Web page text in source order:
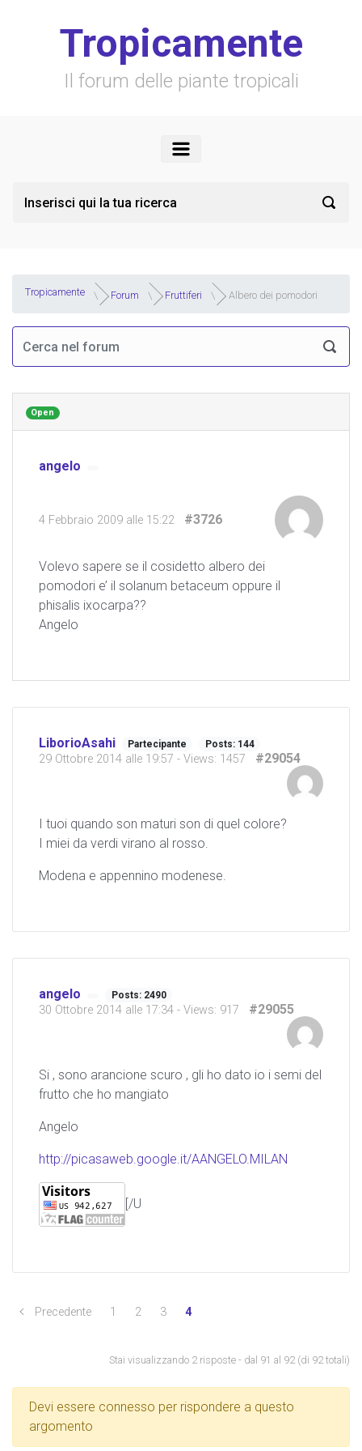
Tropicamente
Il forum delle piante tropicali
Tropicamente Forum Fruttiferi Albero dei pomodori
Open
angelo
4 Febbraio 2009 alle 15:22 #3726
Volevo sapere se il cosidetto albero dei
pomodori e’ il solanum betaceum oppure il
phisalis ixocarpa??
Angelo
LiborioAsahi Partecipante Posts: 144
29 Ottobre 2014 alle 19:57 - Views: 1457 #29054
I tuoi quando son maturi son di quel colore?
I miei da verdi virano al rosso.
Modena e appennino modenese.
angelo Posts: 2490
30 Ottobre 2014 alle 17:34 - Views: 917 #29055
Si , sono arancione scuro , gli ho dato io i semi del
frutto che ho mangiato
Angelo
http://picasaweb.google.it/AANGELO.MILAN
[/U
Precedente 1 2 3 4
Stai visualizzando 2 risposte - dal 91 al 92 (di 92 totali)
Devi essere connesso per rispondere a questo
argomento